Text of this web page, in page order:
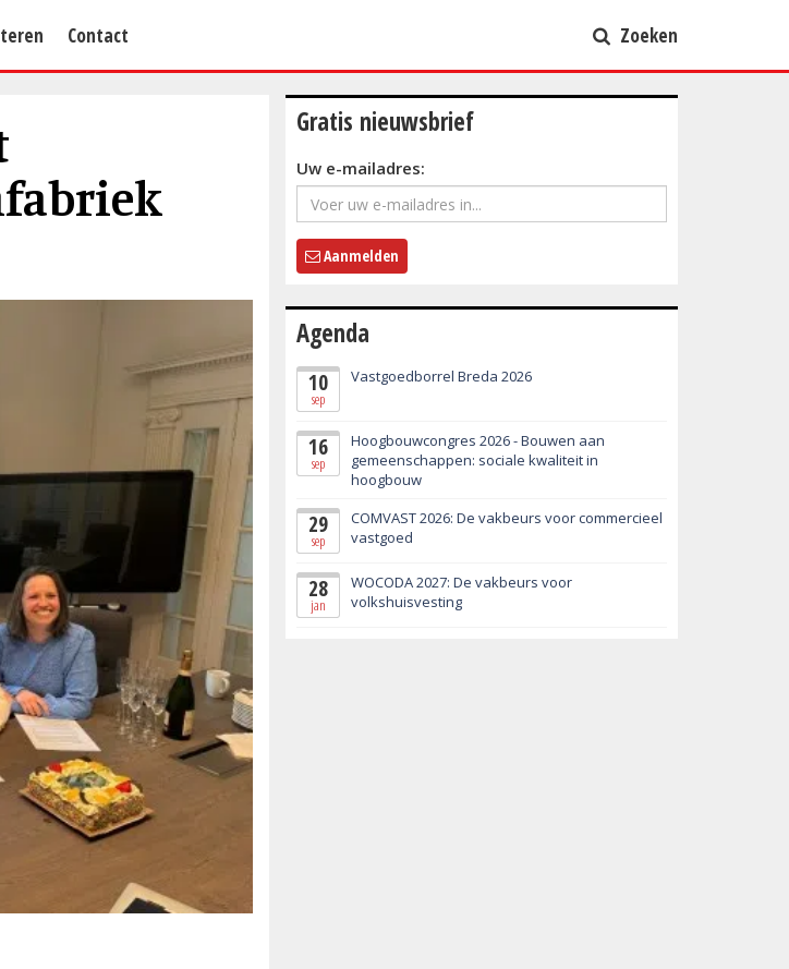
Contact Zoeken
Gratis nieuwsbrief
Uw e-mailadres:
Aanmelden
Agenda
10
sep
Vastgoedborrel Breda 2026
16
sep
Hoogbouwcongres 2026 - Bouwen aan
gemeenschappen: sociale kwaliteit in
hoogbouw
29
sep
COMVAST 2026: De vakbeurs voor commercieel
vastgoed
28
jan
WOCODA 2027: De vakbeurs voor
volkshuisvesting